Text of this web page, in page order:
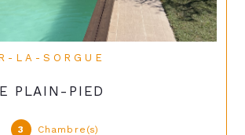
PLAIN-PIED
3 Chambre(s)